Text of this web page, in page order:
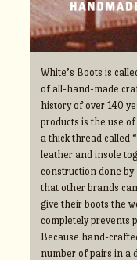
White’s Boots is
of all-hand-made
history of over 140
products is the use
a thick thread called
leather and insole
construction done
that other brands
give their boots the
completely prevents
Because hand-
number of pairs in a